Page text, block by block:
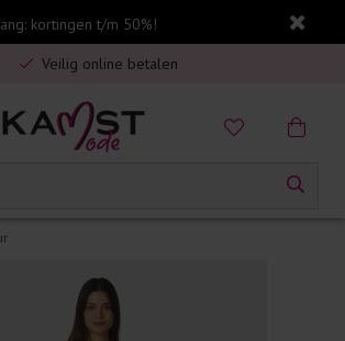
kortingen t/m 50%!
verzending in Nederland vanaf €75,-
Veilig online betalen
5% spaarbonus op jouw aankoop
verzending in Nederland vanaf €75,-